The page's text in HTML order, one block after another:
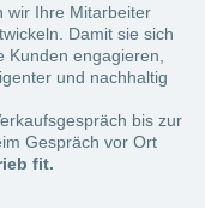
wir Ihre Mitarbeiter
Damit sie sich
Kunden engagieren,
und nachhaltig
bis zur
Gespräch vor Ort
fit.